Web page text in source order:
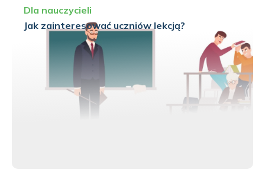
Dla nauczycieli
Jak zainteresować uczniów lekcją?